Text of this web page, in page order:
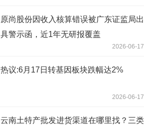
原尚股份因收入核算错误被广东证监局出
具警示函，近1年无研报覆盖
2026-06-17
热议:6月17日转基因板块跌幅达2%
2026-06-17
云南土特产批发进货渠道在哪里找？三类